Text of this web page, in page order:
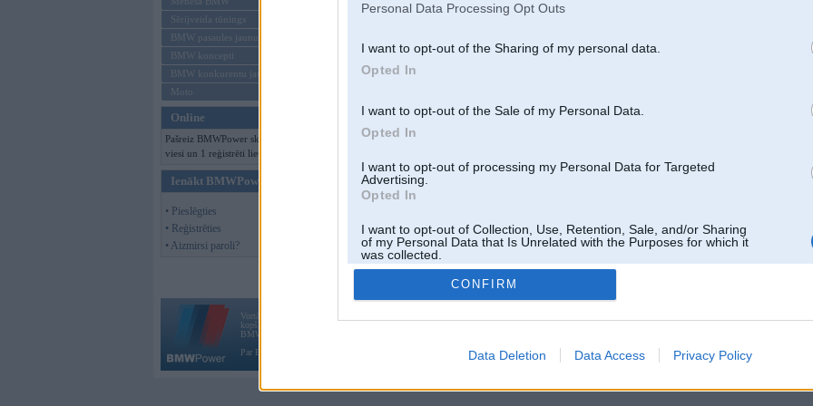
Personal Data Processing Opt Outs
I want to opt-out of the Sharing of my personal data.
Opted In
I want to opt-out of the Sale of my Personal Data.
Opted In
I want to opt-out of processing my Personal Data for Targeted
Advertising.
Opted In
I want to opt-out of Collection, Use, Retention, Sale, and/or Sharing
of my Personal Data that Is Unrelated with the Purposes for which it
was collected.
Opted Out
CONFIRM
Data Deletion Data Access Privacy Policy
Sērijveida tūnings
BMW pasaules jaunumi
BMW koncepti
BMW konkurentu jaunumi
Moto
Online
Pašreiz BMWPower skatās 117
viesi un 1 reģistrēti lietotāji.
Ienākt BMWPower
• Pieslēgties
• Reģistrēties
• Aizmirsi paroli?
Vortāls BMWPower.lv darbojas
kopš 2002. gada 14. maija. Tas nav auto klubs un nav saistīts ar
BMW AG.
Par BMWPower